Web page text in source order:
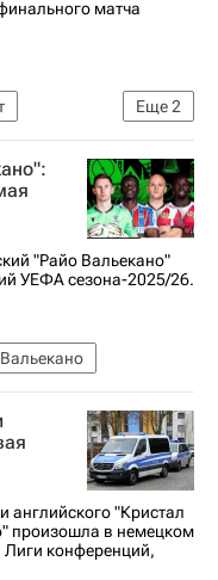
матча
Еще2
"Райо Вальекано"
УЕФА сезона-2025/26.
"Кристал
произошла в немецком
конференций,